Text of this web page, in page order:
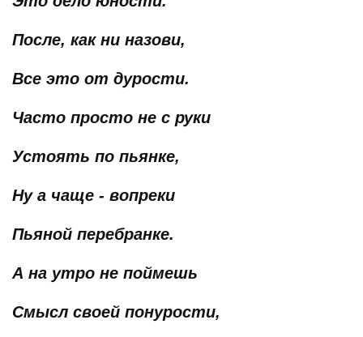
После, как ни назови,
Все это от дурости.
Часто просто не с руки
Устоять по пьянке,
Ну а чаще - вопреки
Пьяной перебранке.
А на утро не поймешь
Смысл своей понурости,